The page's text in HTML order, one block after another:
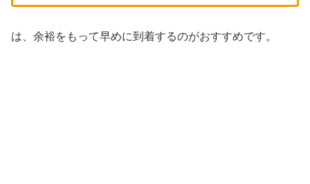
は、余裕をもって早めに到着するのがおすすめです。